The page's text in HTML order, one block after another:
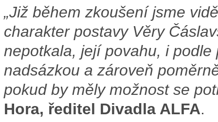
„Již během zkoušení jsme
charakter postavy Věry
nepotkala, její povahu, i
nadsázkou a zároveň
pokud by měly možnost se
Hora, ředitel Divadla ALFA.